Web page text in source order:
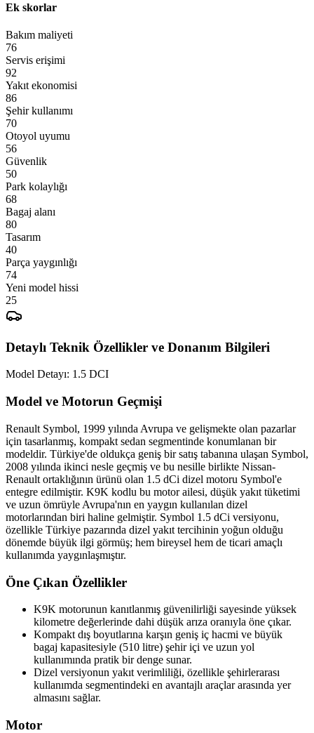
Ek skorlar
Bakım maliyeti
Servis erişimi
Yakıt ekonomisi
Şehir kullanımı
Otoyol uyumu
Güvenlik
Park kolaylığı
Bagaj alanı
Tasarım
Parça yaygınlığı
Yeni model hissi
Detaylı Teknik Özellikler ve Donanım Bilgileri
Model Detayı: 1.5 DCI
Model ve Motorun Geçmişi
Renault Symbol, 1999 yılında Avrupa ve gelişmekte olan pazarlar
için tasarlanmış, kompakt sedan segmentinde konumlanan bir
modeldir. Türkiye'de oldukça geniş bir satış tabanına ulaşan Symbol,
2008 yılında ikinci nesle geçmiş ve bu nesille birlikte Nissan-
Renault ortaklığının ürünü olan 1.5 dCi dizel motoru Symbol'e
entegre edilmiştir. K9K kodlu bu motor ailesi, düşük yakıt tüketimi
ve uzun ömrüyle Avrupa'nın en yaygın kullanılan dizel
motorlarından biri haline gelmiştir. Symbol 1.5 dCi versiyonu,
özellikle Türkiye pazarında dizel yakıt tercihinin yoğun olduğu
dönemde büyük ilgi görmüş; hem bireysel hem de ticari amaçlı
kullanımda yaygınlaşmıştır.
Öne Çıkan Özellikler
K9K motorunun kanıtlanmış güvenilirliği sayesinde yüksek
kilometre değerlerinde dahi düşük arıza oranıyla öne çıkar.
Kompakt dış boyutlarına karşın geniş iç hacmi ve büyük
bagaj kapasitesiyle (510 litre) şehir içi ve uzun yol
kullanımında pratik bir denge sunar.
Dizel versiyonun yakıt verimliliği, özellikle şehirlerarası
kullanımda segmentindeki en avantajlı araçlar arasında yer
almasını sağlar.
Motor